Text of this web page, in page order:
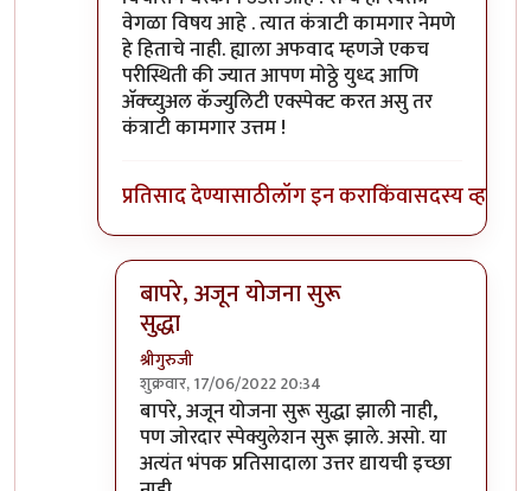
वेगळा विषय आहे . त्यात कंत्राटी कामगार नेमणे
हे हिताचे नाही. ह्याला अफवाद म्हणजे एकच
परीस्थिती की ज्यात आपण मोठ्ठे युध्द आणि
अ‍ॅक्च्युअल कॅज्युलिटी एक्स्पेक्ट करत असु तर
कंत्राटी कामगार उत्तम !
प्रतिसाद देण्यासाठीलॉग इन कराकिंवासदस्य व्हा
बापरे, अजून योजना सुरू
सुद्धा
श्रीगुरुजी
शुक्रवार, 17/06/2022 20:34
In reply toतुलना?byप्रसाद गोडबोले
बापरे, अजून योजना सुरू सुद्धा झाली नाही,
पण जोरदार स्पेक्युलेशन सुरू झाले. असो. या
अत्यंत भंपक प्रतिसादाला उत्तर द्यायची इच्छा